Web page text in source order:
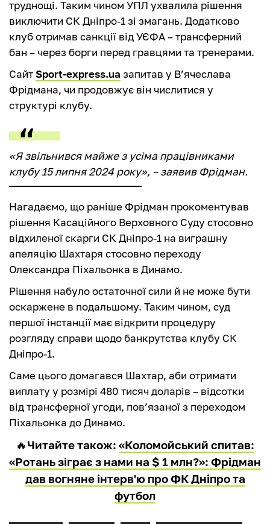
труднощі. Таким чином УПЛ ухвалила рішення
виключити СК Дніпро-1 зі змагань. Додатково
клуб отримав санкції від УЄФА – трансферний
бан – через борги перед гравцями та тренерами.
Сайт Sport-express.ua запитав у В’ячеслава
Фрідмана, чи продовжує він числитися у
структурі клубу.
«Я звільнився майже з усіма працівниками
клубу 15 липня 2024 року», – заявив Фрідман.
Нагадаємо, що раніше Фрідман прокоментував
рішення Касаційного Верховного Суду стосовно
відхиленої скарги СК Дніпро-1 на виграшну
апеляцію Шахтаря стосовно переходу
Олександра Піхальонка в Динамо.
Рішення набуло остаточної сили й не може бути
оскаржене в подальшому. Таким чином, суд
першої інстанції має відкрити процедуру
розгляду справи щодо банкрутства клубу СК
Дніпро-1.
Саме цього домагався Шахтар, аби отримати
виплату у розмірі 480 тисяч доларів – відсотки
від трансферної угоди, пов’язаної з переходом
Піхальонка до Динамо.
🔥Читайте також: «Коломойський спитав:
«Ротань зіграє з нами на $ 1 млн?»: Фрідман
дав вогняне інтерв'ю про ФК Дніпро та
футбол